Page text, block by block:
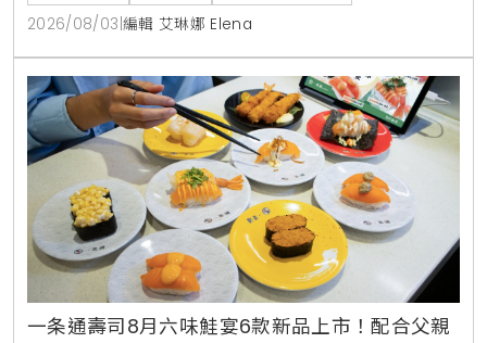
2026/08/03 編輯 艾琳娜 Elena
一条通壽司8月六味鮭宴6款新品上市！配合父親